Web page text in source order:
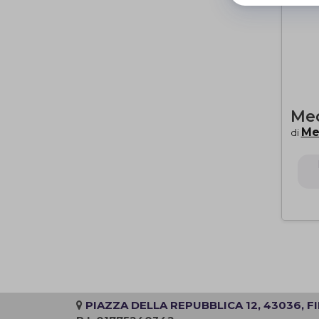
di
PIAZZA DELLA REPUBBLICA 12, 43036,